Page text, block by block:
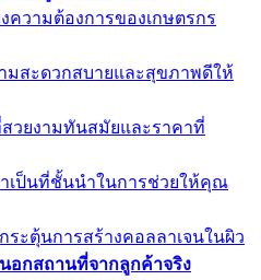
ความต้องการของเกษตรกร
มสะดวกสบายและสุขภาพดีให้
วยงามทันสมัยและราคาที่
เป็นที่ชั้นนำในการช่วยให้คุณ
ระตุ้นการสร้างคอลลาเจนในผิว
อกสถานที่จากลูกค้าจริง